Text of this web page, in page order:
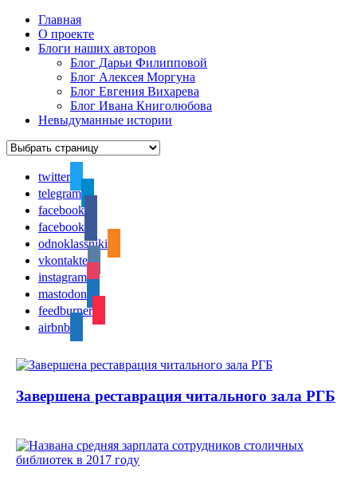
Главная
О проекте
Блоги наших авторов
Блог Дарьи Филипповой
Блог Алексея Моргуна
Блог Евгения Вихарева
Блог Ивана Книголюбова
Невыдуманные истории
twitter
telegram
facebook
facebook
odnoklassniki
vkontakte
instagram
mastodon
feedburner
airbnb
Завершена реставрация читального зала РГБ